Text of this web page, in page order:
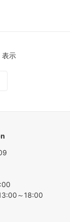
表示
～18:00